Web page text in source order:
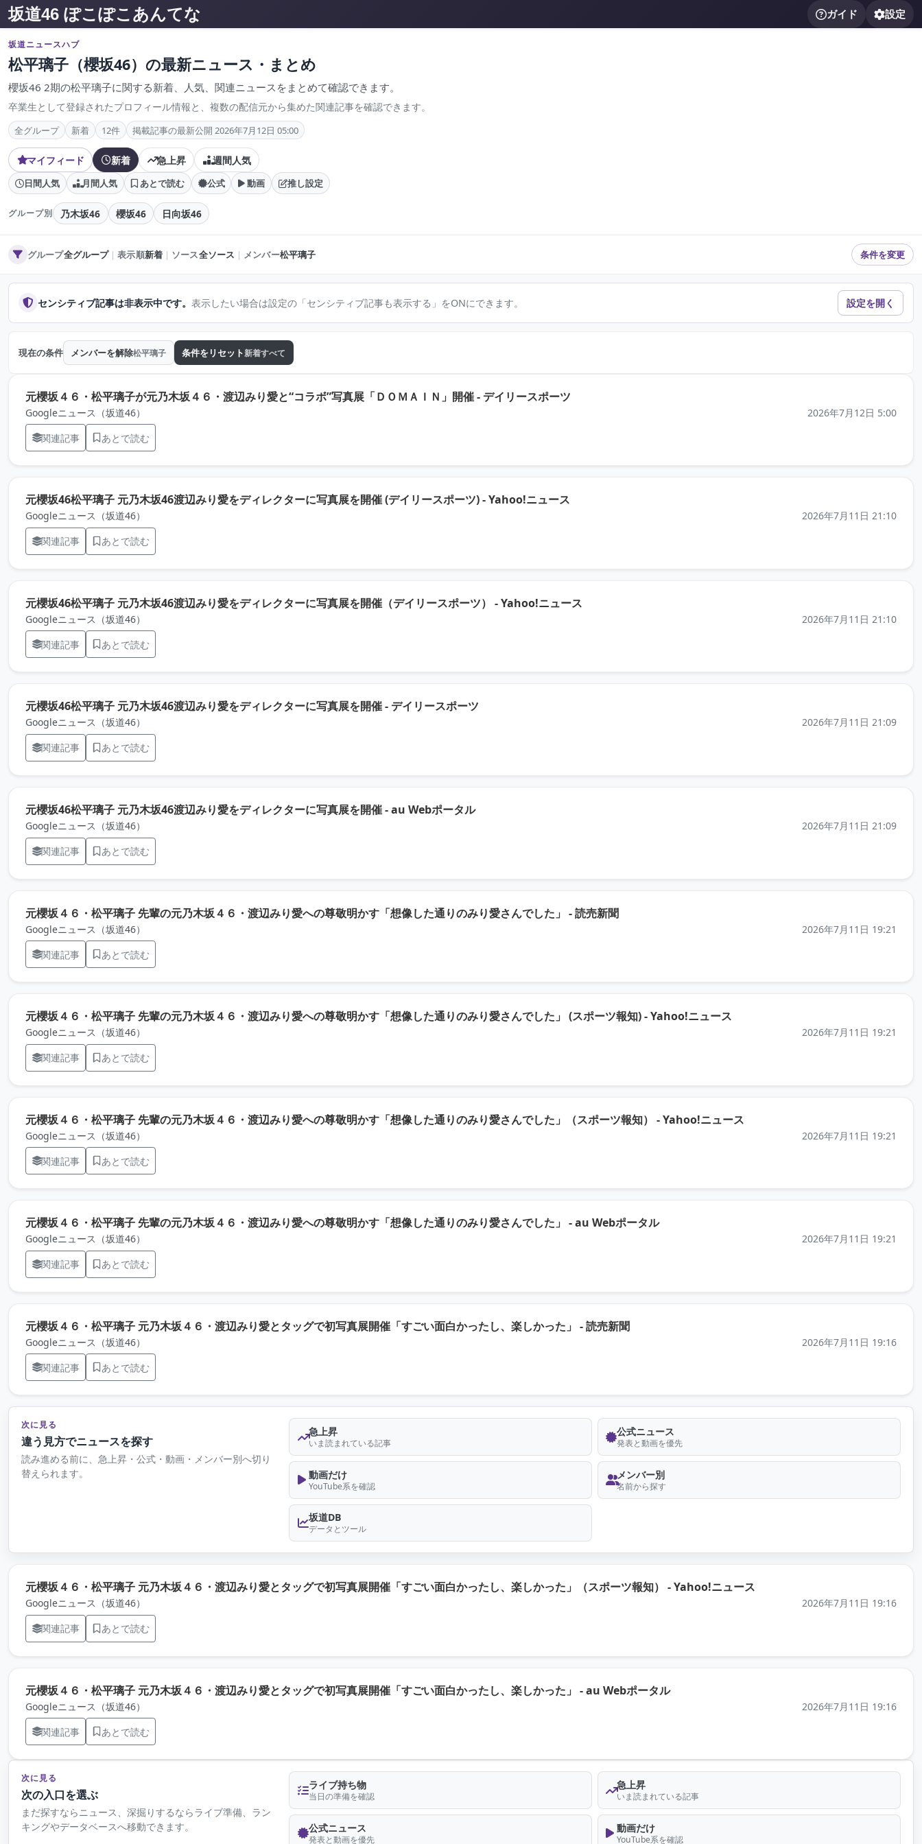
坂道46 ぽこぽこあんてな ガイド 設定
坂道ニュースハブ
松平璃子（櫻坂46）の最新ニュース・まとめ
櫻坂46 2期の松平璃子に関する新着、人気、関連ニュースをまとめて確認できます。
卒業生として登録されたプロフィール情報と、複数の配信元から集めた関連記事を確認できます。
全グループ 新着 12件 掲載記事の最新公開 2026年7月12日 05:00
マイフィード 新着 急上昇 週間人気
日間人気 月間人気 あとで読む 公式 動画 推し設定
グループ別 乃木坂46 櫻坂46 日向坂46
グループ全グループ｜表示順新着｜ ソース全ソース ｜ メンバー松平璃子 条件を変更
センシティブ記事は非表示中です。 表示したい場合は設定の「センシティブ記事も表示する」をONにできます。 設定を開く
現在の条件 メンバーを解除松平璃子 条件をリセット新着すべて
元櫻坂４６・松平璃子が元乃木坂４６・渡辺みり愛と“コラボ”写真展「ＤＯＭＡＩＮ」開催 - デイリースポーツ
Googleニュース（坂道46）
2026年7月12日 5:00
関連記事
あとで読む
元櫻坂46松平璃子 元乃木坂46渡辺みり愛をディレクターに写真展を開催 (デイリースポーツ) - Yahoo!ニュース
Googleニュース（坂道46）
2026年7月11日 21:10
関連記事
あとで読む
元櫻坂46松平璃子 元乃木坂46渡辺みり愛をディレクターに写真展を開催（デイリースポーツ） - Yahoo!ニュース
Googleニュース（坂道46）
2026年7月11日 21:10
関連記事
あとで読む
元櫻坂46松平璃子 元乃木坂46渡辺みり愛をディレクターに写真展を開催 - デイリースポーツ
Googleニュース（坂道46）
2026年7月11日 21:09
関連記事
あとで読む
元櫻坂46松平璃子 元乃木坂46渡辺みり愛をディレクターに写真展を開催 - au Webポータル（元記事を新しいタブで開きます）
Googleニュース（坂道46）
2026年7月11日 21:09
関連記事
あとで読む
元櫻坂４６・松平璃子 先輩の元乃木坂４６・渡辺みり愛への尊敬明かす「想像した通りのみり愛さんでした」 - 読売新聞（元記事を新しいタブで開きます）
Googleニュース（坂道46）
2026年7月11日 19:21
関連記事
あとで読む
元櫻坂４６・松平璃子 先輩の元乃木坂４６・渡辺みり愛への尊敬明かす「想像した通りのみり愛さんでした」 (スポーツ報知) - Yahoo!ニュース
Googleニュース（坂道46）
2026年7月11日 19:21
関連記事
あとで読む
元櫻坂４６・松平璃子 先輩の元乃木坂４６・渡辺みり愛への尊敬明かす「想像した通りのみり愛さんでした」（スポーツ報知） - Yahoo!ニュース
Googleニュース（坂道46）
2026年7月11日 19:21
関連記事
あとで読む
元櫻坂４６・松平璃子 先輩の元乃木坂４６・渡辺みり愛への尊敬明かす「想像した通りのみり愛さんでした」 - au Webポータル（元記事を新しいタブで開きます）
Googleニュース（坂道46）
2026年7月11日 19:21
関連記事
あとで読む
元櫻坂４６・松平璃子 元乃木坂４６・渡辺みり愛とタッグで初写真展開催「すごい面白かったし、楽しかった」 - 読売新聞（元記事を新しいタブで開きます）
Googleニュース（坂道46）
2026年7月11日 19:16
関連記事
あとで読む
次に見る
違う見方でニュースを探す
読み進める前に、急上昇・公式・動画・メンバー別へ切り
替えられます。
急上昇
いま読まれている記事
公式ニュース
発表と動画を優先
動画だけ
YouTube系を確認
メンバー別
名前から探す
坂道DB
データとツール
元櫻坂４６・松平璃子 元乃木坂４６・渡辺みり愛とタッグで初写真展開催「すごい面白かったし、楽しかった」（スポーツ報知） - Yahoo!ニュース
Googleニュース（坂道46）
2026年7月11日 19:16
関連記事
あとで読む
元櫻坂４６・松平璃子 元乃木坂４６・渡辺みり愛とタッグで初写真展開催「すごい面白かったし、楽しかった」 - au Webポータル（元記事を新しいタブで開きます）
Googleニュース（坂道46）
2026年7月11日 19:16
関連記事
あとで読む
次に見る
次の入口を選ぶ
まだ探すならニュース、深掘りするならライブ準備、ラン
キングやデータベースへ移動できます。
ライブ持ち物
当日の準備を確認
急上昇
いま読まれている記事
公式ニュース
発表と動画を優先
動画だけ
YouTube系を確認